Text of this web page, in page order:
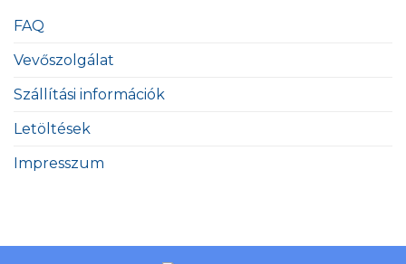
FAQ
Vevőszolgálat
Szállítási információk
Letöltések
Impresszum